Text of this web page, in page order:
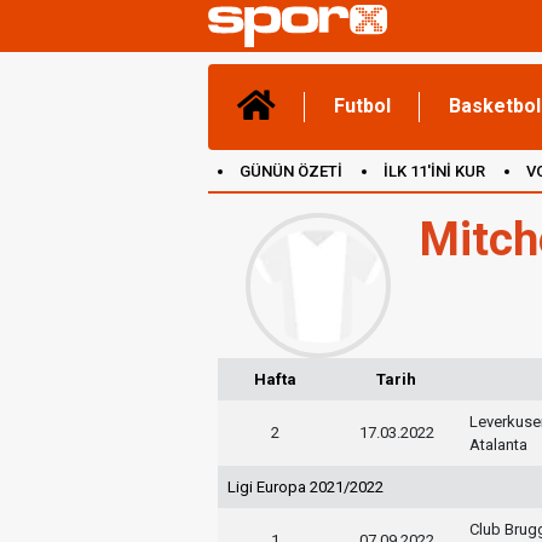
Futbol Basketbol
GÜNÜN ÖZETİ İLK 11'İNİ KUR
Hafta Tarih
2 17.03.2022
Atalanta
Ligi Europa 2021/2022
Club